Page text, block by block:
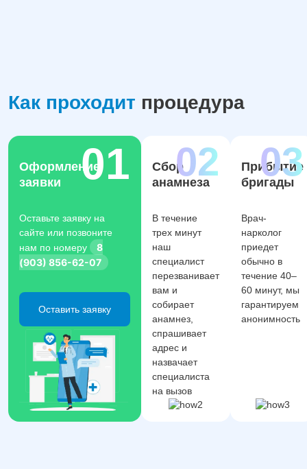
Как проходит процедура
Оформление
заявки
Оставьте заявку на
сайте или позвоните
нам по номеру
8
(903) 856-62-07
Оставить заявку
Сбор
анамнеза
В течение
трех минут
наш
специалист
перезванивает
вам и
собирает
анамнез,
спрашивает
адрес и
назвачает
специалиста
на вызов
Прибытие
бригады
Врач-
нарколог
приедет
обычно в
течение 40–
60 минут, мы
гарантируем
анонимность